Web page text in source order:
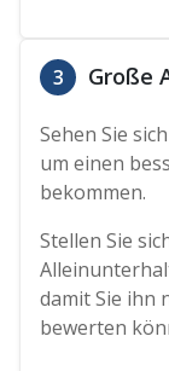
3 Große
Sehen Sie
um einen
bekommen.
Stellen Sie
damit Sie ihn
bewerten